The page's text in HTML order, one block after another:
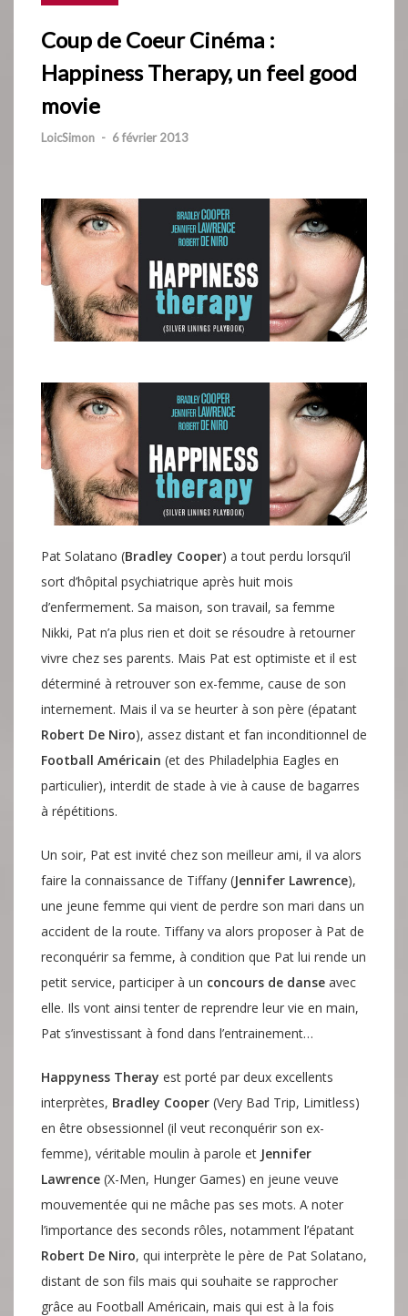
Coup de Coeur Cinéma :
Happiness Therapy, un feel good
movie
LoicSimon - 6 février 2013
Pat Solatano (Bradley Cooper) a tout perdu lorsqu’il
sort d’hôpital psychiatrique après huit mois
d’enfermement. Sa maison, son travail, sa femme
Nikki, Pat n’a plus rien et doit se résoudre à retourner
vivre chez ses parents. Mais Pat est optimiste et il est
déterminé à retrouver son ex-femme, cause de son
internement. Mais il va se heurter à son père (épatant
Robert De Niro), assez distant et fan inconditionnel de
Football Américain (et des Philadelphia Eagles en
particulier), interdit de stade à vie à cause de bagarres
à répétitions.
Un soir, Pat est invité chez son meilleur ami, il va alors
faire la connaissance de Tiffany (Jennifer Lawrence),
une jeune femme qui vient de perdre son mari dans un
accident de la route. Tiffany va alors proposer à Pat de
reconquérir sa femme, à condition que Pat lui rende un
petit service, participer à un concours de danse avec
elle. Ils vont ainsi tenter de reprendre leur vie en main,
Pat s’investissant à fond dans l’entrainement…
Happyness Theray est porté par deux excellents
interprètes, Bradley Cooper (Very Bad Trip, Limitless)
en être obsessionnel (il veut reconquérir son ex-
femme), véritable moulin à parole et Jennifer
Lawrence (X-Men, Hunger Games) en jeune veuve
mouvementée qui ne mâche pas ses mots. A noter
l’importance des seconds rôles, notamment l’épatant
Robert De Niro, qui interprète le père de Pat Solatano,
distant de son fils mais qui souhaite se rapprocher
grâce au Football Américain, mais qui est à la fois